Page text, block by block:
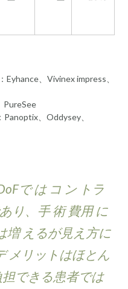
Eyhance、Vivinex impress、
PureSee
、Oddysey、
で は コ ン トラ
り、手 術 費用 に
増 えるが見え方に
メリットはほとん
できる患者では